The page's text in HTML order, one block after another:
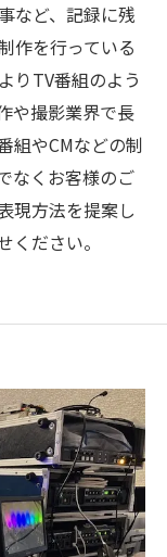
など、記録に残
作を行っている
りTV番組のよう
や撮影業界で長
組やCMなどの制
なくお客様のご
現方法を提案し
ださい。